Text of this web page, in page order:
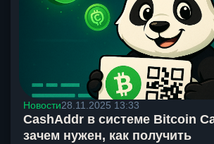
Новости28.11.2025 13:33
CashAddr в системе Bitcoin
зачем нужен, как получить